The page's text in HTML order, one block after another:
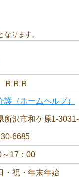
ります。
ＲＲＲ
護（ホームヘルプ）
所沢市和ケ原1-
6685
～17：00
・祝・年末年始